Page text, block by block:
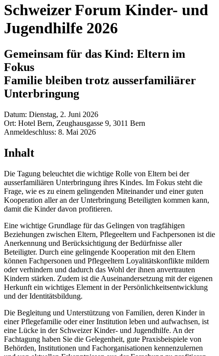
Schweizer Forum Kinder- und
Jugendhilfe 2026
Gemeinsam für das Kind: Eltern im
Fokus
Familie bleiben trotz ausserfamiliärer
Unterbringung
Datum: Dienstag, 2. Juni 2026
Ort: Hotel Bern, Zeughausgasse 9, 3011 Bern
Anmeldeschluss: 8. Mai 2026
Inhalt
Die Tagung beleuchtet die wichtige Rolle von Eltern bei der
ausserfamiliären Unterbringung ihres Kindes. Im Fokus steht die
Frage, wie es zu einem gelingenden Miteinander und einer guten
Kooperation aller an der Unterbringung Beteiligten kommen kann,
damit die Kinder davon profitieren.
Eine wichtige Grundlage für das Gelingen von tragfähigen
Beziehungen zwischen Eltern, Pflegeeltern und Fachpersonen ist die
Anerkennung und Berücksichtigung der Bedürfnisse aller
Beteiligter. Durch eine gelingende Kooperation mit den Eltern
können Fachpersonen und Pflegeeltern Loyalitätskonflikte mildern
oder verhindern und dadurch das Wohl der ihnen anvertrauten
Kindern stärken. Zudem ist die Auseinandersetzung mit der eigenen
Herkunft ein wichtiges Element in der Persönlichkeitsentwicklung
und der Identitätsbildung.
Die Begleitung und Unterstützung von Familien, deren Kinder in
einer Pflegefamilie oder einer Institution leben und aufwachsen, ist
eine Lücke in der Schweizer Kinder- und Jugendhilfe. An der
Fachtagung haben Sie die Gelegenheit, gute Praxisbeispiele von
Behörden, Institutionen und Fachorganisationen kennenzulernen